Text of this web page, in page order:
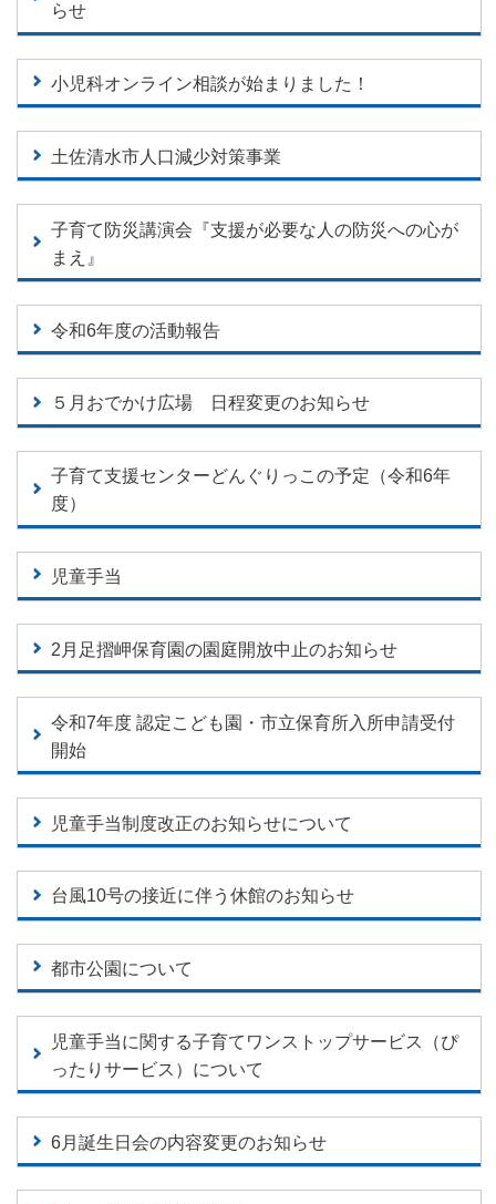
らせ
小児科オンライン相談が始まりました！
土佐清水市人口減少対策事業
子育て防災講演会『支援が必要な人の防災への心が
まえ』
令和6年度の活動報告
５月おでかけ広場 日程変更のお知らせ
子育て支援センターどんぐりっこの予定（令和6年
度）
児童手当
2月足摺岬保育園の園庭開放中止のお知らせ
令和7年度 認定こども園・市立保育所入所申請受付
開始
児童手当制度改正のお知らせについて
台風10号の接近に伴う休館のお知らせ
都市公園について
児童手当に関する子育てワンストップサービス（ぴ
ったりサービス）について
6月誕生日会の内容変更のお知らせ